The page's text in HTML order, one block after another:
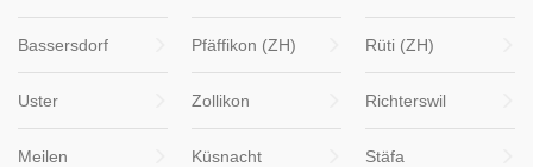
Bassersdorf Pfäffikon (ZH) Rüti (ZH)
Uster Zollikon Richterswil
Meilen Küsnacht Stäfa